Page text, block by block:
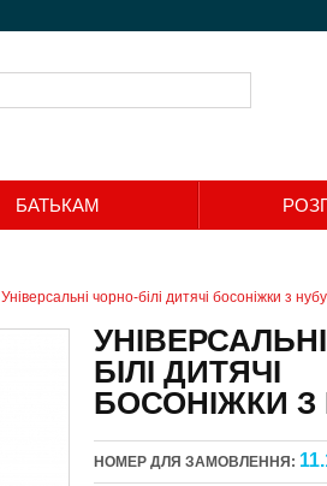
БАТЬКАМ
Універсальні чорно-білі дитячі босоніжки з
БІЛІ ДИТЯЧІ
БОСОНІЖКИ З
НОМЕР ДЛЯ ЗАМОВЛЕННЯ: